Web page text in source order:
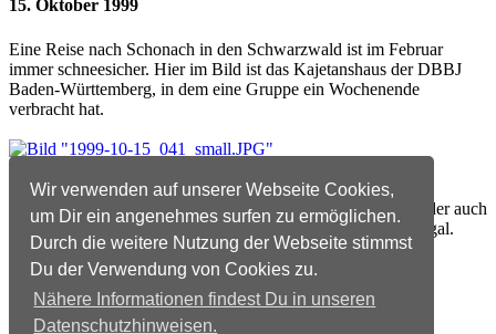
Wir verwenden auf unserer Webseite Cookies,
um Dir ein angenehmes surfen zu ermöglichen.
Durch die weitere Nutzung der Webseite stimmst
Du der Verwendung von Cookies zu.
Nähere Informationen findest Du in unseren
Datenschutzhinweisen.
15. Oktober 1999
Eine Reise nach Schonach in den Schwarzwald ist im Februar
immer schneesicher. Hier im Bild ist das Kajetanshaus der DBBJ
Baden-Württemberg, in dem eine Gruppe ein Wochenende
verbracht hat.
Um mal ein Klischee zu befriedigen: Was macht ein Saarländer auch
im Winter? Richtig, er schwenkt, ob im Schnee oder nicht, egal.
"Schwenken" im Schnee